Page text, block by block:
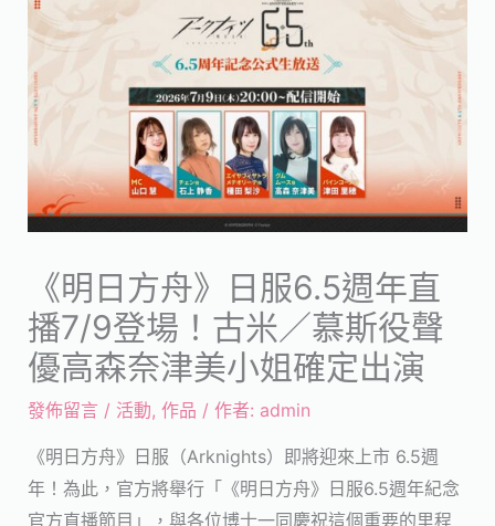
《明日方舟》日服6.5週年直
播7/9登場！古米／慕斯役聲
優高森奈津美小姐確定出演
發佈留言 / 活動, 作品 / 作者: admin
《明日方舟》日服（Arknights）即將迎來上市 6.5週
年！為此，官方將舉行「《明日方舟》日服6.5週年紀念
官方直播節目」，與各位博士一同慶祝這個重要的里程